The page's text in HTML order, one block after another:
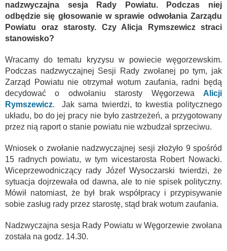
nadzwyczajna sesja Rady Powiatu. Podczas niej
odbędzie się głosowanie w sprawie odwołania Zarządu
Powiatu oraz starosty. Czy Alicja Rymszewicz straci
stanowisko?
Wracamy do tematu kryzysu w powiecie węgorzewskim.
Podczas nadzwyczajnej Sesji Rady zwołanej po tym, jak
Zarząd Powiatu nie otrzymał wotum zaufania, radni będą
decydować o odwołaniu starosty Węgorzewa Alicji
Rymszewicz. Jak sama twierdzi, to kwestia politycznego
układu, bo do jej pracy nie było zastrzeżeń, a przygotowany
przez nią raport o stanie powiatu nie wzbudzał sprzeciwu.
Wniosek o zwołanie nadzwyczajnej sesji złożyło 9 spośród
15 radnych powiatu, w tym wicestarosta Robert Nowacki.
Wiceprzewodniczący rady Józef Wysoczarski twierdzi, że
sytuacja dojrzewała od dawna, ale to nie spisek polityczny.
Mówił natomiast, że był brak współpracy i przypisywanie
sobie zasług rady przez starostę, stąd brak wotum zaufania.
Nadzwyczajna sesja Rady Powiatu w Węgorzewie zwołana
została na godz. 14.30.